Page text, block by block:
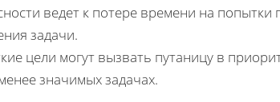
ведет к потере времени на попытки
задачи.
цели могут вызвать путаницу в
значимых задачах.